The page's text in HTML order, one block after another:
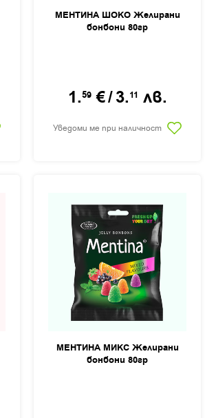
МЕНТИНА ШОКО Желирани
бонбони 80гр
1.59 €/3.11 лв.
Уведоми ме при наличност
МЕНТИНА МИКС Желирани
бонбони 80гр